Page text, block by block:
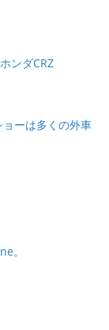
ンダCRZ
ーは多くの外車
。